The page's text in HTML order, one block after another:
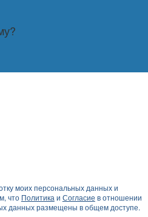
моих персональных данных и
что Политика и Согласие в отношении
данных размещены в общем доступе.